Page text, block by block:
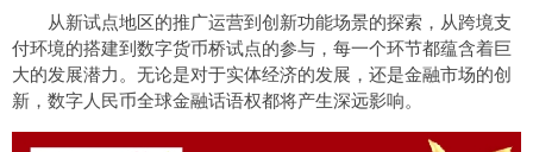
从新试点地区的推广运营到创新功能场景的探索，从跨境支
付环境的搭建到数字货币桥试点的参与，每一个环节都蕴含着巨
大的发展潜力。无论是对于实体经济的发展，还是金融市场的创
新，数字人民币全球金融话语权都将产生深远影响。